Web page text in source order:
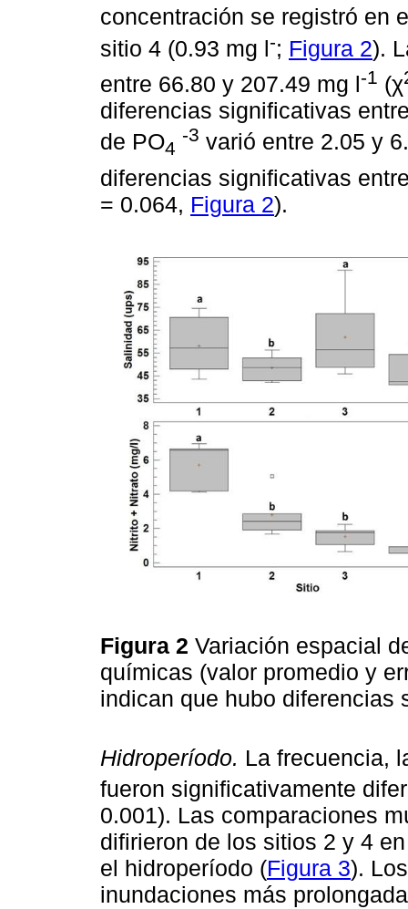
concentración se registró en
sitio 4 (0.93 mg l-; Figura 2).
entre 66.80 y 207.49 mg l-1 (χ
diferencias significativas
de PO4
-3 varió entre 2.05 y
diferencias significativas
= 0.064, Figura 2).
Figura 2 Variación espacial
químicas (valor promedio y
indican que hubo
Hidroperíodo. La frecuencia,
fueron significativamente
0.001). Las comparaciones
difirieron de los sitios 2 y 4
el hidroperíodo (Figura 3).
inundaciones más